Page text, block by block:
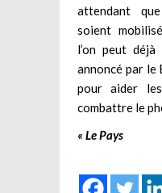
attendant
soient
l’on peut
annoncé par le
pour aider
combattre le
« Le Pays